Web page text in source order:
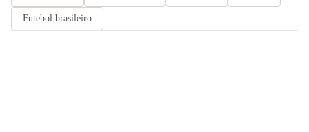
Futebol brasileiro